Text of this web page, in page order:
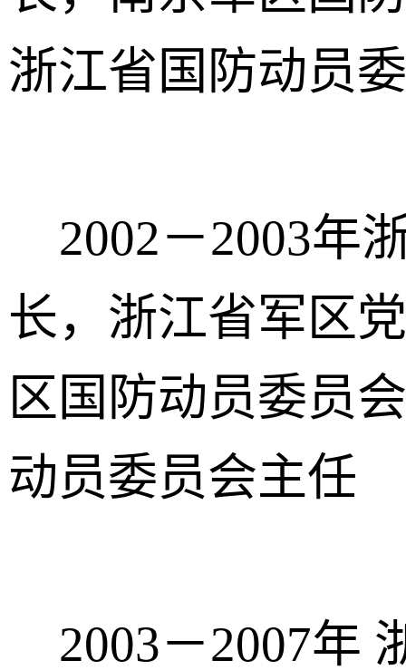
浙江省国防动员
2002－2003年
长，浙江省军区
区国防动员委员
动员委员会主任
2003－2007年